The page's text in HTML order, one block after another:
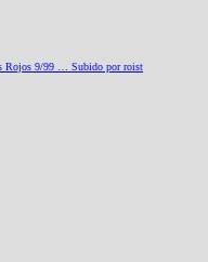
Rojos 9/99 … Subido por roist